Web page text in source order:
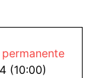
permanente
(10:00)